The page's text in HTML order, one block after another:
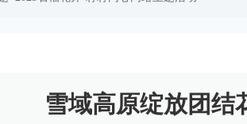
雪域高原绽放团